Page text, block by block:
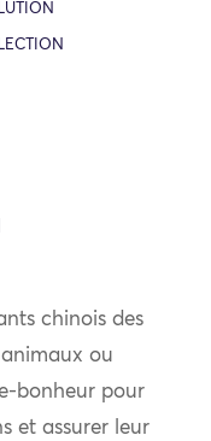
chinois des
ou
bonheur pour
et assurer leur